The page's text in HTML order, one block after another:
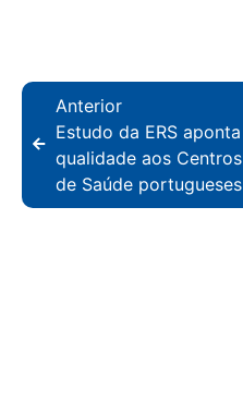
Anterior
Estudo da ERS aponta
qualidade aos Centros
de Saúde portugueses